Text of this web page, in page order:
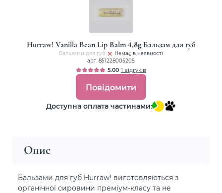
Hurraw! Vanilla Bean Lip Balm 4,8g Бальзам для губ
Бальзами для губ
Немає в наявності
арт. 851228005205
5.00 1 відгуків
Повідомити
Доступна оплата частинами:
Опис
Бальзами для губ Hurraw! виготовляються з
органічної сировини преміум-класу та не